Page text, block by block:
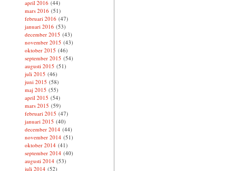
april 2016(44)
mars 2016(51)
februari 2016(47)
januari 2016(53)
december 2015 (43)
november 2015 (43)
oktober 2015 (46)
september 2015 (54)
augusti 2015 (51)
juli 2015 (46)
juni 2015 (58)
maj 2015 (55)
april 2015 (54)
mars 2015 (59)
februari 2015 (47)
januari 2015 (40)
december 2014(44)
november 2014(51)
oktober 2014(41)
september 2014(40)
augusti 2014(53)
juli 2014(52)